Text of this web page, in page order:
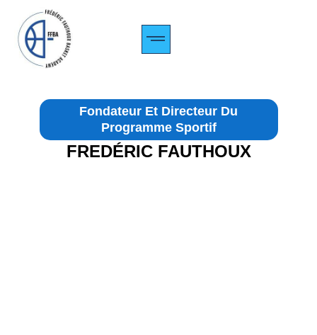
Fondateur Et Directeur Du
Programme Sportif
FREDÉRIC FAUTHOUX